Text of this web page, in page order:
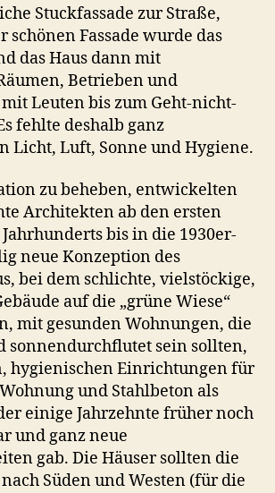
Stuckfassade zur Straße,
schönen Fassade wurde das
das Haus dann mit
Betrieben und
Leuten bis zum Geht-nicht-
fehlte deshalb ganz
Licht, Luft, Sonne und Hygiene.
zu beheben, entwickelten
Architekten ab den ersten
Jahrhunderts bis in die 1930er-
neue Konzeption des
bei dem schlichte, vielstöckige,
auf die „grüne Wiese“
mit gesunden Wohnungen, die
sonnendurchflutet sein sollten,
hygienischen Einrichtungen für
und Stahlbeton als
einige Jahrzehnte früher noch
und ganz neue
gab. Die Häuser sollten die
Süden und Westen (für die